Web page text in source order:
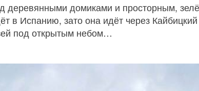
деревянными домиками и просторным,
в Испанию, зато она идёт через
под открытым небом…